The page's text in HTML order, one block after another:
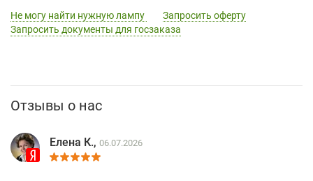
Не могу найти нужную лампу
Запросить оферту
Запросить документы для госзаказа
Отзывы о нас
Елена К., 06.07.2026